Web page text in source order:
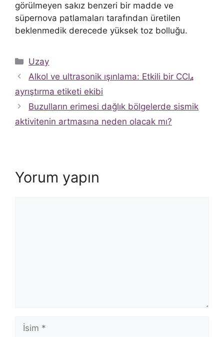
görülmeyen sakız benzeri bir madde ve
süpernova patlamaları tarafından üretilen
beklenmedik derecede yüksek toz bolluğu.
Kategoriler
Uzay
Alkol ve ultrasonik ışınlama: Etkili bir CCl₄
ayrıştırma etiketi ekibi
Buzulların erimesi dağlık bölgelerde sismik
aktivitenin artmasına neden olacak mı?
Yorum yapın
İsim